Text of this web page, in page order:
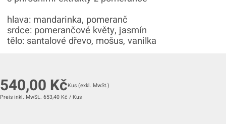
hlava: mandarinka, pomeranč
srdce: pomerančové květy, jasmín
tělo: santalové dřevo, mošus, vanilka
540,00 KčKus (exkl. MwSt.)
Preis inkl. MwSt.: 653,40 Kč / Kus